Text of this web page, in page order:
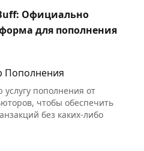
Официально
для пополнения
Пополнения
пополнения от
чтобы обеспечить
без каких-либо